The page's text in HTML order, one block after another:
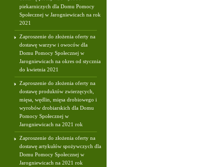
piekarniczych dla Domu Pomocy
Społecznej w Jarogniewicach na rok
2021
Zaproszenie do złożenia oferty na
dostawę warzyw i owoców dla
Domu Pomocy Społecznej w
Jarogniewicach na okres od stycznia
do kwietnia 2021
Zaproszenie do złożenia oferty na
dostawę produktów zwierzęcych,
mięsa, wędlin, mięsa drobiowego i
wyrobów drobiarskich dla Domu
Pomocy Społecznej w
Jarogniewicach na 2021 rok
Zaproszenie do złożenia oferty na
dostawę artykułów spożywczych dla
Domu Pomocy Społecznej w
Jarogniewicach na 2021 rok